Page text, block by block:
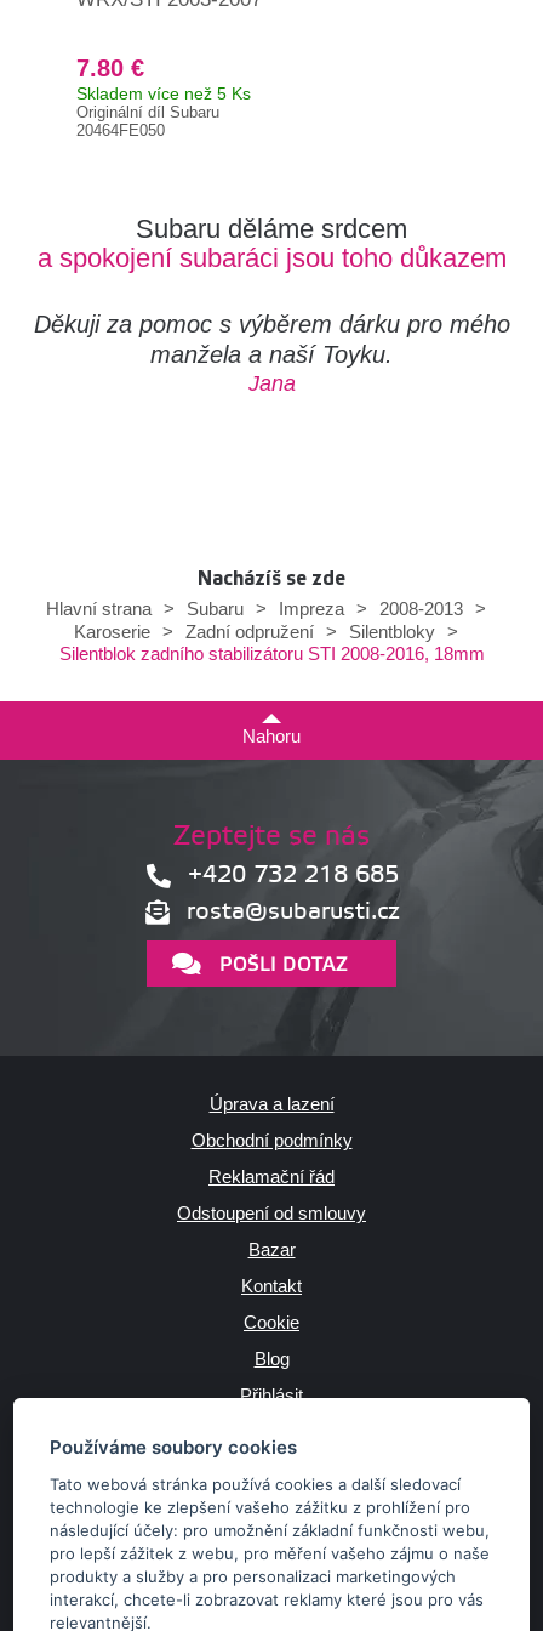
Používáme soubory cookies
Tato webová stránka používá cookies a další sledovací
technologie ke zlepšení vašeho zážitku z prohlížení pro
následující účely: pro umožnění základní funkčnosti webu,
pro lepší zážitek z webu, pro měření vašeho zájmu o naše
produkty a služby a pro personalizaci marketingových
interakcí,chcete-li zobrazovat reklamy které jsou pro vás
relevantnější.
7.80 €
Skladem více než 5 Ks
Originální díl Subaru
20464FE050
Subaru děláme srdcem
a spokojení subaráci jsou toho důkazem
Děkuji za pomoc s výběrem dárku pro mého
manžela a naší Toyku.
Jana
Nacházíš se zde
Hlavní strana
> Subaru > Impreza > 2008-2013
>
Karoserie
> Zadní odpružení > Silentbloky
>
Silentblok zadního stabilizátoru STI 2008-2016, 18mm
Nahoru
Zeptejte se nás
+420 732 218 685
rosta@subarusti.cz
POŠLI DOTAZ
Úprava a lazení
Obchodní podmínky
Reklamační řád
Odstoupení od smlouvy
Bazar
Kontakt
Cookie
Blog
Přihlásit
JAZYK